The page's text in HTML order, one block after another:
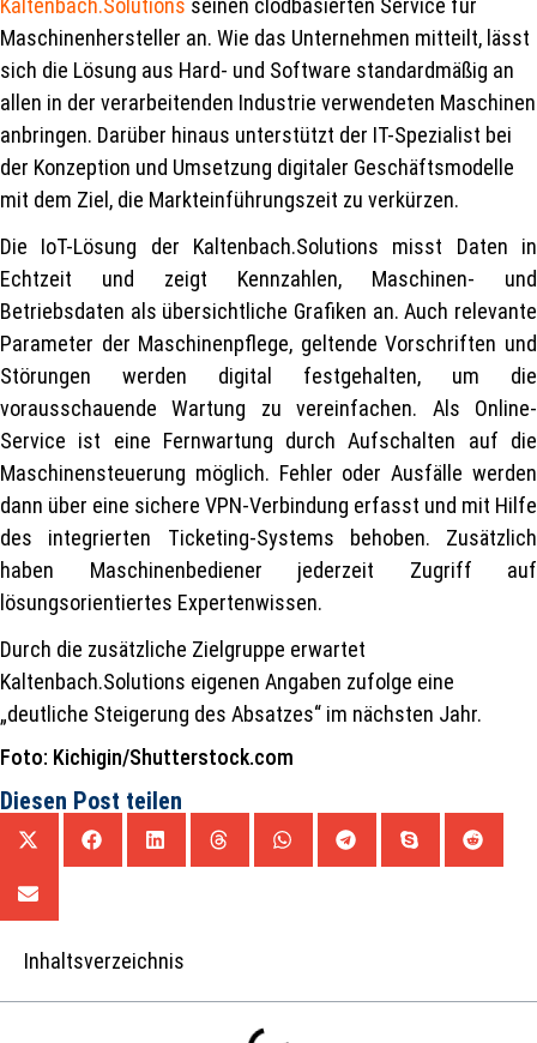
Kaltenbach.Solutions seinen clodbasierten Service für
Maschinenhersteller an. Wie das Unternehmen mitteilt, lässt
sich die Lösung aus Hard- und Software standardmäßig an
allen in der verarbeitenden Industrie verwendeten Maschinen
anbringen. Darüber hinaus unterstützt der IT-Spezialist bei
der Konzeption und Umsetzung digitaler Geschäftsmodelle
mit dem Ziel, die Markteinführungszeit zu verkürzen.
Die IoT-Lösung der Kaltenbach.Solutions misst Daten in
Echtzeit und zeigt Kennzahlen, Maschinen- und
Betriebsdaten als übersichtliche Grafiken an. Auch relevante
Parameter der Maschinenpflege, geltende Vorschriften und
Störungen werden digital festgehalten, um die
vorausschauende Wartung zu vereinfachen. Als Online-
Service ist eine Fernwartung durch Aufschalten auf die
Maschinensteuerung möglich. Fehler oder Ausfälle werden
dann über eine sichere VPN-Verbindung erfasst und mit Hilfe
des integrierten Ticketing-Systems behoben. Zusätzlich
haben Maschinenbediener jederzeit Zugriff auf
lösungsorientiertes Expertenwissen.
Durch die zusätzliche Zielgruppe erwartet
Kaltenbach.Solutions eigenen Angaben zufolge eine
„deutliche Steigerung des Absatzes“ im nächsten Jahr.
Foto: Kichigin/Shutterstock.com
Diesen Post teilen
Inhaltsverzeichnis